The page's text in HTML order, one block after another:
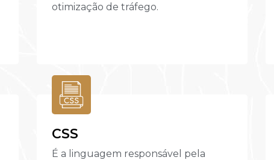
otimização de tráfego.
CSS
É a linguagem responsável pela